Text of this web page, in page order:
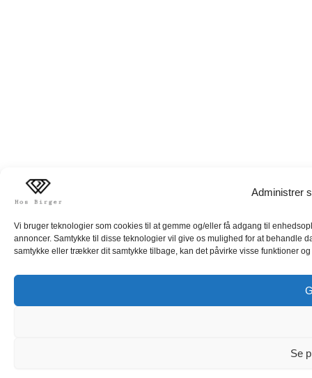
Administrer
Vi bruger teknologier som cookies til at gemme og/eller få adgang til
annoncer. Samtykke til disse teknologier vil give os mulighed for at behandle
samtykke eller trækker dit samtykke tilbage, kan det påvirke visse funktioner
Se